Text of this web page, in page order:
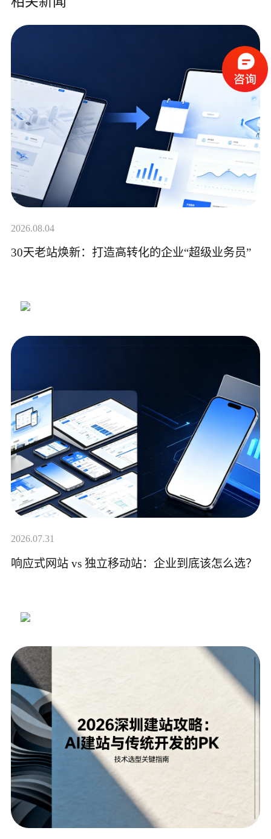
2026.08.04
30天老站焕新：打造高转化的企业“超级业务员”
2026.07.31
响应式网站 vs 独立移动站：企业到底该怎么选？